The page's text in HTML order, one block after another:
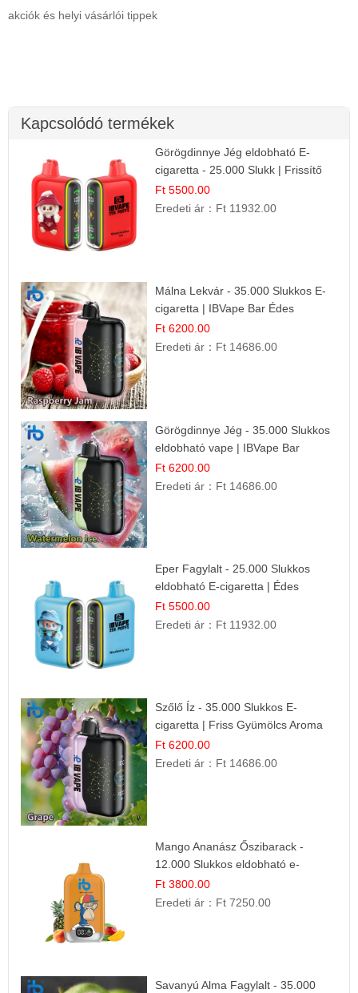
akciók és helyi vásárlói tippek
Kapcsolódó termékek
Görögdinnye Jég eldobható E-
cigaretta - 25.000 Slukk | Frissítő
Nyári Íz
Ft 5500.00
Eredeti ár： Ft 11932.00
Málna Lekvár - 35.000 Slukkos E-
cigaretta | IBVape Bar Édes
Gyümölcs Íz
Ft 6200.00
Eredeti ár： Ft 14686.00
Görögdinnye Jég - 35.000 Slukkos
eldobható vape | IBVape Bar
Frissítő Nyári Íz
Ft 6200.00
Eredeti ár： Ft 14686.00
Eper Fagylalt - 25.000 Slukkos
eldobható E-cigaretta | Édes
Desszert Íz
Ft 5500.00
Eredeti ár： Ft 11932.00
Szőlő Íz - 35.000 Slukkos E-
cigaretta | Friss Gyümölcs Aroma
Ft 6200.00
Eredeti ár： Ft 14686.00
Mango Ananász Őszibarack -
12.000 Slukkos eldobható e-
Cigaretta
Ft 3800.00
Eredeti ár： Ft 7250.00
Savanyú Alma Fagylalt - 35.000